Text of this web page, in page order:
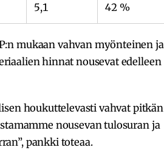
5,1 42 %
mukaan vahvan myönteinen ja
hinnat nousevat edelleen
houkuttelevasti vahvat pitkän
nousevan tulosuran ja
pankki toteaa.